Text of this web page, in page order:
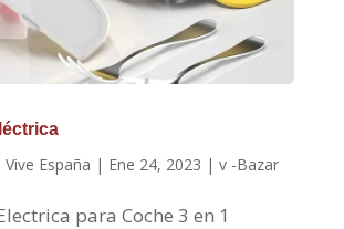
España | Ene 24, 2023 | v -Bazar
para Coche 3 en 1